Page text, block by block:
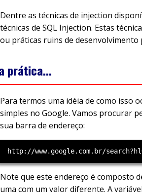
Dentre as técnicas de injection
técnicas de SQL Injection. Estas
ou práticas ruins de
prática...
Para termos uma idéia de como isso
simples no Google. Vamos procurar
sua barra de endereço:
Note que este endereço é composto
uma com um valor diferente. A